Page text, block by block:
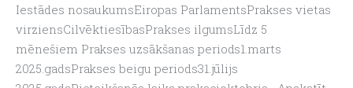
Iestādes nosaukumsEiropas ParlamentsPrakses vietas
virziensCilvēktiesībasPrakses ilgumsLīdz 5
mēnešiem Prakses uzsākšanas periods1.marts
2025.gadsPrakses beigu periods31.jūlijs